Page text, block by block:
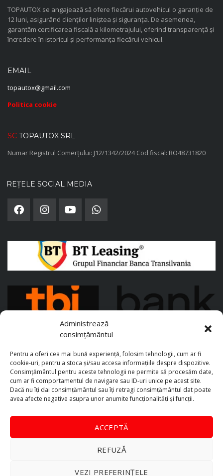
Administrează
consimțământul
Pentru a oferi cea mai bună experiență, folosim tehnologii, cum ar fi
cookie-uri, pentru a stoca și/sau accesa informațiile despre dispozitive.
Consimțământul pentru aceste tehnologii ne permite să procesăm date,
cum ar fi comportamentul de navigare sau ID-uri unice pe acest site.
Dacă nu îți dai consimțământul sau îți retragi consimțământul dat poate
avea afecte negative asupra unor anumite funcționalități și funcții.
ACCEPTĂ
REFUZĂ
VEZI PREFERINȚELE
TOPAUTOX se angajează să ofere fiecărui autovehicul o garanție de
12 luni, asigurând clienților liniștea și siguranța. De asemenea,
garantăm certificarea fiscală a kilometrajului, oferind transparență și
încredere în istoricul și performanța fiecărui vehicul.
EMAIL
topautox@gmail.com
Politica cookie
SC TOPAUTOX SRL
Numar Registrul Comerțului: J12/1342/2024 Cod fiscal: RO48731820
REȚELE SOCIAL MEDIA
TopAutoX Automotive © 2026